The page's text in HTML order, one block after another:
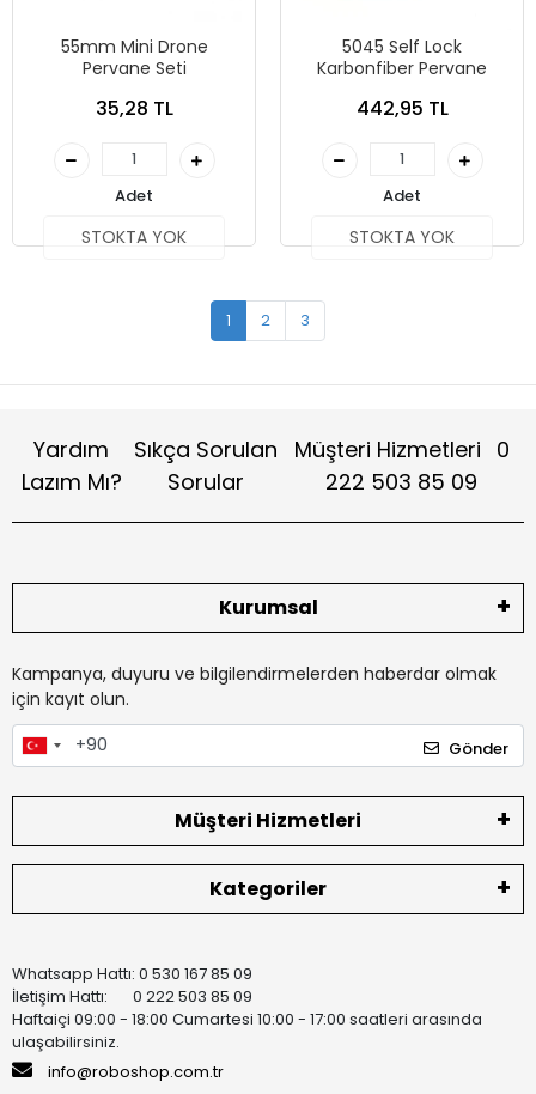
55mm Mini Drone
Pervane Seti
35,28 TL
Adet
STOKTA YOK
5045 Self Lock
Karbonfiber Pervane
442,95 TL
Adet
STOKTA YOK
1 2 3
Yardım
Lazım Mı?
Sıkça Sorulan
Sorular
Müşteri Hizmetleri 0
222 503 85 09
Kurumsal
Kampanya, duyuru ve bilgilendirmelerden haberdar olmak
için kayıt olun.
Gönder
Müşteri Hizmetleri
Kategoriler
Whatsapp Hattı: 0 530 167 85 09
İletişim Hattı: 0 222 503 85 09
Haftaiçi 09:00 - 18:00 Cumartesi 10:00 - 17:00 saatleri arasında
ulaşabilirsiniz.
info@roboshop.com.tr